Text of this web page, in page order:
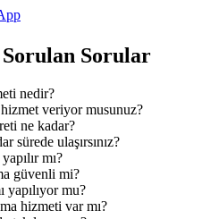
Sorulan Sorular
nedir?
veriyor musunuz?
ne kadar?
sürede ulaşırsınız?
mı?
güvenli mi?
yapılıyor mu?
hizmeti var mı?